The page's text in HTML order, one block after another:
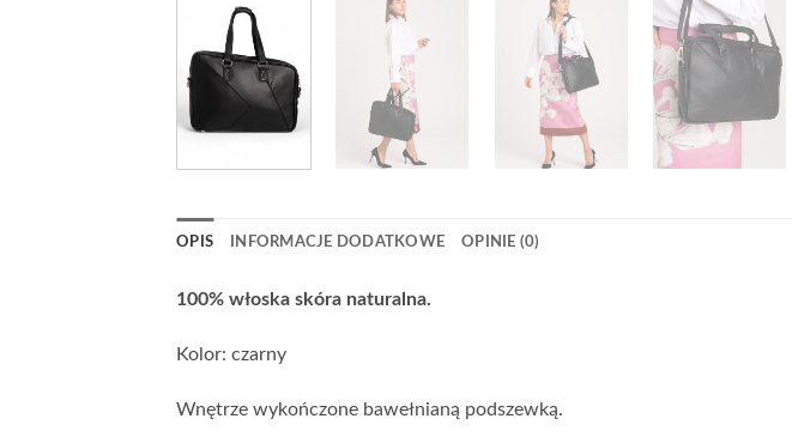
OPIS INFORMACJE DODATKOWE OPINIE (0)
100% włoska skóra naturalna.
Kolor: czarny
Wnętrze wykończone bawełnianą podszewką.